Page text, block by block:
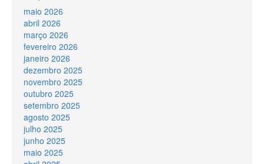
maio 2026
abril 2026
março 2026
fevereiro 2026
janeiro 2026
dezembro 2025
novembro 2025
outubro 2025
setembro 2025
agosto 2025
julho 2025
junho 2025
maio 2025